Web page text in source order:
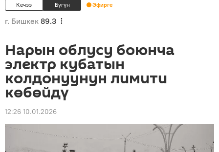
Кечээ Бүгүн Эфирге
г. Бишкек 89.3
Нарын облусу боюнча
электр кубатын
колдонуунун лимити
көбөйдү
12:26 10.01.2026